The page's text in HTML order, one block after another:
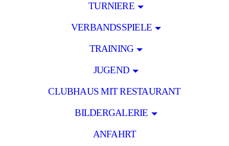
TURNIERE
VERBANDSSPIELE
TRAINING
JUGEND
CLUBHAUS MIT RESTAURANT
BILDERGALERIE
ANFAHRT